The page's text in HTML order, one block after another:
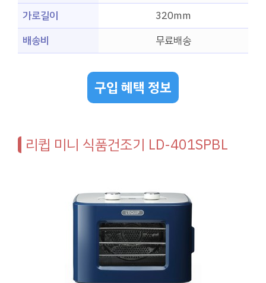
가로길이
320mm
배송비
무료배송
구입 혜택 정보
리큅 미니 식품건조기 LD-401SPBL